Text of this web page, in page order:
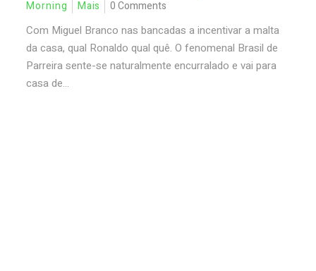
Morning
Mais 0 Comments
Com Miguel Branco nas bancadas a incentivar a malta
da casa, qual Ronaldo qual quê. O fenomenal Brasil de
Parreira sente-se naturalmente encurralado e vai para
casa de...